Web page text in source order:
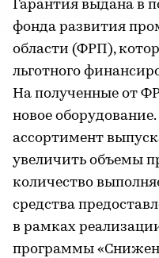
Гарантия выдана в
фонда развития
области (ФРП),
льготного
На полученные от
новое
ассортимент
увеличить объемы
количество
средства
в рамках
программы